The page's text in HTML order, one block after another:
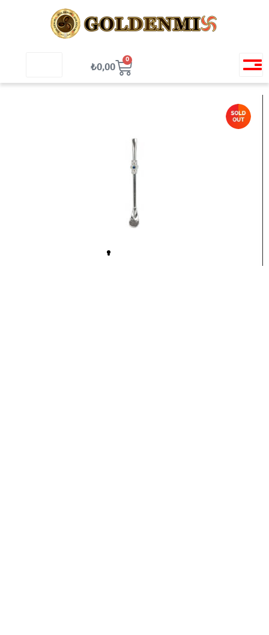
Toggle
navigation
₺0,00
0